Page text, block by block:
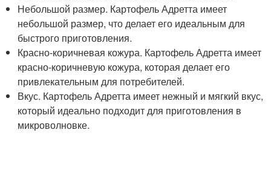
Небольшой размер. Картофель Адретта имеет
небольшой размер, что делает его идеальным для
быстрого приготовления.
Красно-коричневая кожура. Картофель Адретта имеет
красно-коричневую кожура, которая делает его
привлекательным для потребителей.
Вкус. Картофель Адретта имеет нежный и мягкий вкус,
который идеально подходит для приготовления в
микроволновке.